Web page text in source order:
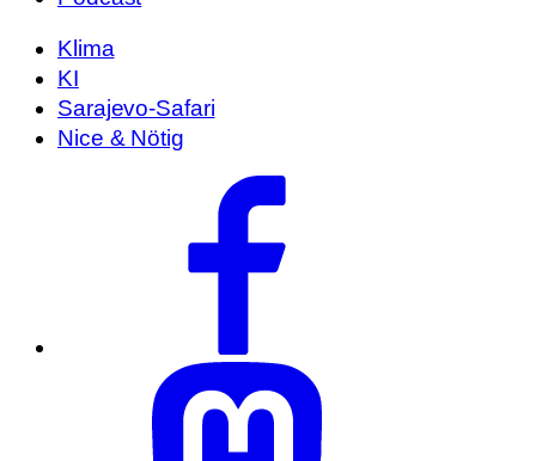
Klima
KI
Sarajevo-Safari
Nice & Nötig